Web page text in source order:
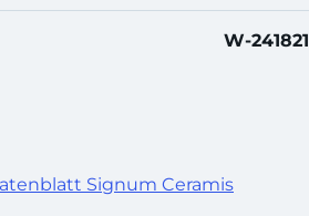
W-241821
Signum Ceramis